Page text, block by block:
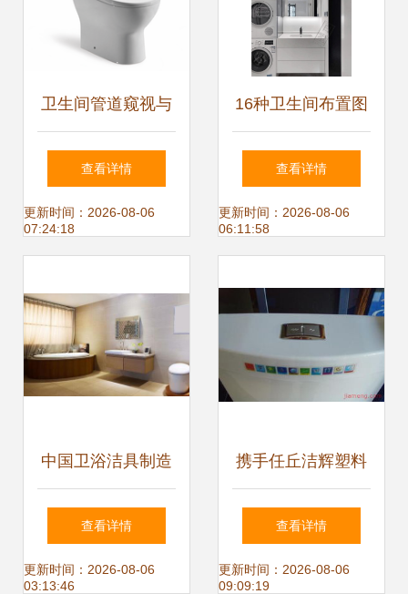
卫生间管道窥视与
中国马桶文化 从功
能到趣谈
查看详情
更新时间：2026-08-06
07:24:18
16种卫生间布置图
带实景参考 三件洁
具+洗衣机的高效
查看详情
更新时间：2026-08-06
06:11:58
中国卫浴洁具制造
技术稳步发展 从传
统工艺到智能制造
查看详情
更新时间：2026-08-06
03:13:46
携手任丘洁辉塑料
卫浴 共赢卫浴新蓝
海，加盟连锁正当
查看详情
更新时间：2026-08-06
09:09:19